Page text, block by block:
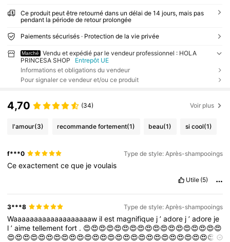
Ce produit peut être retourné dans un délai de 14 jours, mais pas
pendant la période de retour prolongée
Paiements sécurisés · Protection de la vie privée
Marché
Vendu et expédié par le vendeur professionnel : HOLA
PRINCESA SHOP
Entrepôt UE
Informations et obligations du vendeur
Pour signaler ce vendeur et/ou ce produit
4,70 (34) Voir plus
l'amour(3) recommande fortement(1) beau(1) si cool(1)
f***0 Type de style: Après-shampooings
Ceexactementceque jevoulais
Utile (5)
3***8 Type de style: Après-shampooings
Waaaaaaaaaaaaaaaaaaaw ilest magnifique j’adore j’adore je
l’aimetellementfort . 😍😍😍😍😍😍😍😍😍😍😍😍😍😍😍😍😍😍
😍😍😍😍😍😍😍😍😍😍😍😍😍😍😍😍😍😍😍😍😍😍😍😍😍😍😍